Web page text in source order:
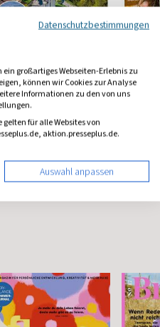
in
schönste
5,95 €
2 Monate) 4,20
Mein
Schönes
Datenschutzbestimmungen
großartiges Webseiten-Erlebnis zu
können wir Cookies zur Analyse
Informationen zu den von uns
für alle Websites von
aktion.presseplus.de.
Auswahl anpassen